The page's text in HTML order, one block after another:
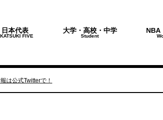
日本代表
FIVE
大学・高校・中学
Student
NBA
は公式Twitterで！